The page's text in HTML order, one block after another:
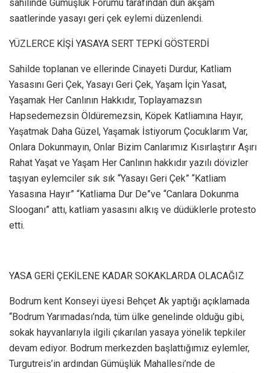
sahilinde Gümüşlük Forumu tarafından dün akşam
saatlerinde yasayı geri çek eylemi düzenlendi.
YÜZLERCE KİŞİ YASAYA SERT TEPKİ GÖSTERDİ
Sahilde toplanan ve ellerinde Cinayeti Durdur, Katliam
Yasasını Geri Çek, Yasayı Geri Çek, Yaşam İçin Yasat,
Yaşamak Her Canlının Hakkıdır, Toplayamazsın
Hapsedemezsin Öldüremezsin, Köpek Katliamına Hayır,
Yaşatmak Daha Güzel, Yaşamak İstiyorum Çocuklarım Var,
Onlara Dokunmayın, Onlar Bizim Canlarımız Kısırlaştırır Aşırı
Rahat Yaşat ve Yaşam Her Canlının hakkıdır yazılı dövizler
taşıyan eylemciler sık sık “Yasayı Geri Çek” “Katliam
Yasasına Hayır” “Katliama Dur De”ve “Canlara Dokunma
Slooganı” attı, katliam yasasını alkış ve düdüklerle protesto
etti.
YASA GERİ ÇEKİLENE KADAR SOKAKLARDA OLACAĞIZ
Bodrum kent Konseyi üyesi Behçet Ak yaptığı açıklamada
“Bodrum Yarımadası’nda, tüm ülke genelinde olduğu gibi,
sokak hayvanlarıyla ilgili çıkarılan yasaya yönelik tepkiler
devam ediyor. Bodrum merkezden başlattığımız eylemler,
Turgutreis’in ardından Gümüşlük Mahallesi’nde de